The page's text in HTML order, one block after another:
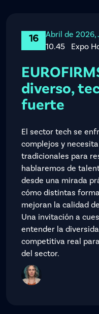
16
Abril de 2026,
10.45
Expo
diverso,
fuerte
El sector tech se
complejos y
tradicionales para
hablaremos de
desde una mirada
cómo distintas
mejoran la calidad
Una invitación a
entender la
competitiva real
del sector.